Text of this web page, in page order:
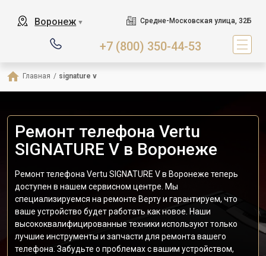
Воронеж ▼ Средне-Московская улица, 32Б
+7 (800) 350-44-53
Главная / signature v
Ремонт телефона Vertu
SIGNATURE V в Воронеже
Ремонт телефона Vertu SIGNATURE V в Воронеже теперь
доступен в нашем сервисном центре. Мы
специализируемся на ремонте Верту и гарантируем, что
ваше устройство будет работать как новое. Наши
высококвалифицированные техники используют только
лучшие инструменты и запчасти для ремонта вашего
телефона. Забудьте о проблемах с вашим устройством,